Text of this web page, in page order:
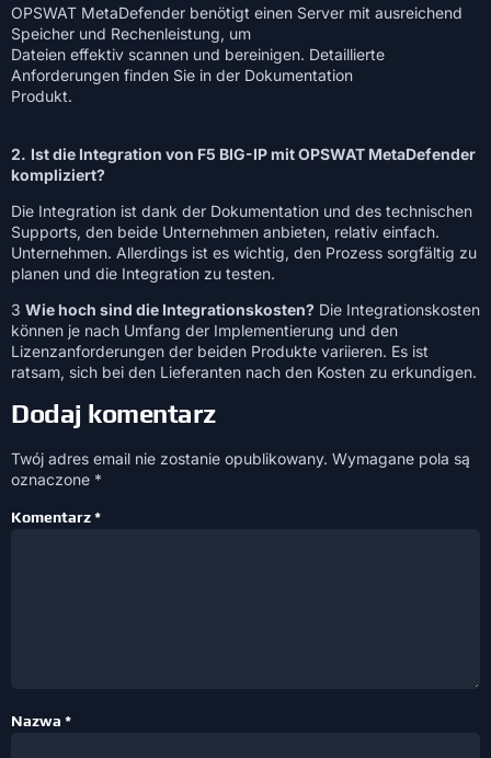
OPSWAT MetaDefender benötigt einen Server mit ausreichend
Speicher und Rechenleistung, um
Dateien effektiv scannen und bereinigen. Detaillierte
Anforderungen finden Sie in der Dokumentation
Produkt.
2. Ist die Integration von F5 BIG-IP mit OPSWAT MetaDefender
kompliziert?
Die Integration ist dank der Dokumentation und des technischen
Supports, den beide Unternehmen anbieten, relativ einfach.
Unternehmen. Allerdings ist es wichtig, den Prozess sorgfältig zu
planen und die Integration zu testen.
3 Wie hoch sind die Integrationskosten? Die Integrationskosten
können je nach Umfang der Implementierung und den
Lizenzanforderungen der beiden Produkte variieren. Es ist
ratsam, sich bei den Lieferanten nach den Kosten zu erkundigen.
Dodaj komentarz
Twój adres email nie zostanie opublikowany. Wymagane pola są
oznaczone *
Komentarz*
Nazwa *